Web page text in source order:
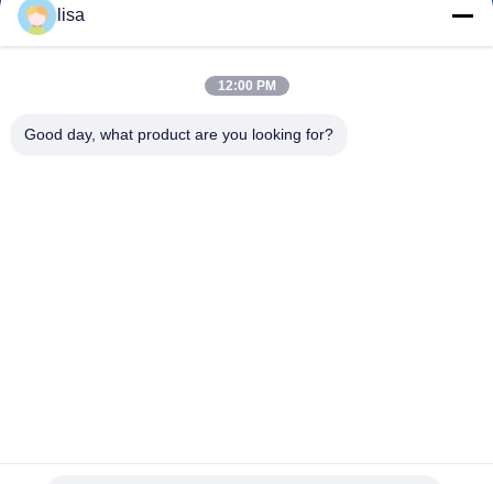
E-mail
Telefoon
lisa
12:00 PM
Good day, what product are you looking for?